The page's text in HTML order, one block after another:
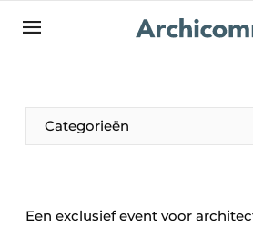
NL be-FR
Categorieën
Een exclusief event voor